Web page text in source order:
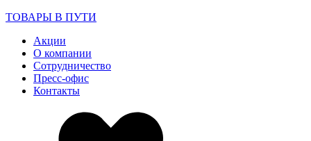
ТОВАРЫ В ПУТИ
Акции
О компании
Сотрудничество
Пресс-офис
Контакты